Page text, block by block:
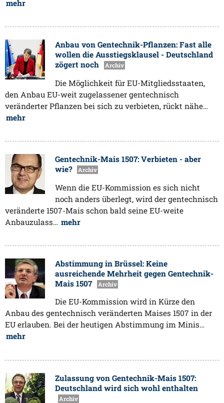
mehr
Anbau von Gentechnik-Pflanzen: Fast alle
wollen die Ausstiegsklausel - Deutschland
zögert noch
Archiv
Die Möglichkeit für EU-Mitgliedsstaaten,
den Anbau EU-weit zugelassener gentechnisch
veränderter Pflanzen bei sich zu verbieten, rückt nähe…
mehr
Gentechnik-Mais 1507: Verbieten - aber
wie?
Archiv
Wenn die EU-Kommission es sich nicht
noch anders überlegt, wird der gentechnisch
veränderte 1507-Mais schon bald seine EU-weite
Anbauzulass… mehr
Abstimmung in Brüssel: Keine
ausreichende Mehrheit gegen Gentechnik-
Mais 1507
Archiv
Die EU-Kommission wird in Kürze den
Anbau des gentechnisch veränderten Maises 1507 in der
EU erlauben. Bei der heutigen Abstimmung im Minis…
mehr
Zulassung von Gentechnik-Mais 1507:
Deutschland wird sich wohl enthalten
Archiv